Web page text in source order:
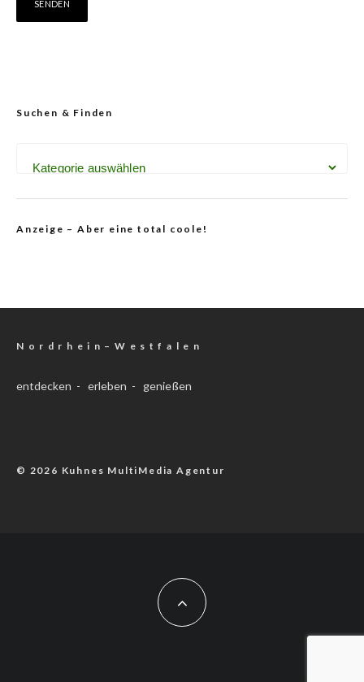
Suchen & Finden
Anzeige – Aber eine total coole!
N o r d r h e i n – W e s t f a l e n
entdecken - erleben - genießen
© 2026 Kuhnes MultiMedia Agentur